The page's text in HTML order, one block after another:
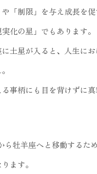
「制限」を与え成長を促
化の星」でもあります。
土星が入ると、人生に
事柄にも目を背けずに
牡羊座へと移動するた
ます。